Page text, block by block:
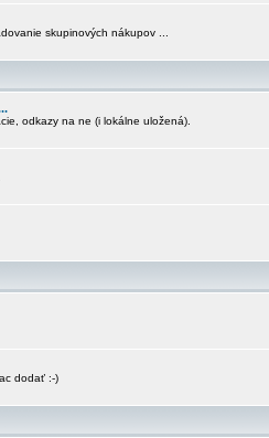
skupinových nákupov ...
odkazy na ne (i lokálne uložená).
dodať :-)